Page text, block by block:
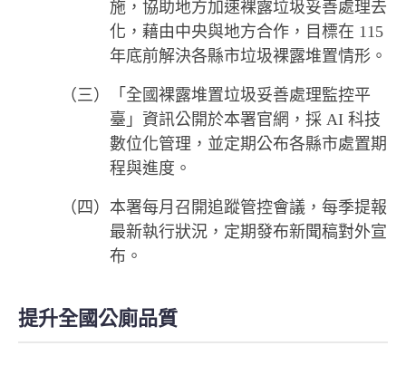
施，協助地方加速裸露垃圾妥善處理去
化，藉由中央與地方合作，目標在 115
年底前解決各縣市垃圾裸露堆置情形。
（三）「全國裸露堆置垃圾妥善處理監控平
臺」資訊公開於本署官網，採 AI 科技
數位化管理，並定期公布各縣市處置期
程與進度。
（四）本署每月召開追蹤管控會議，每季提報
最新執行狀況，定期發布新聞稿對外宣
布。
提升全國公廁品質